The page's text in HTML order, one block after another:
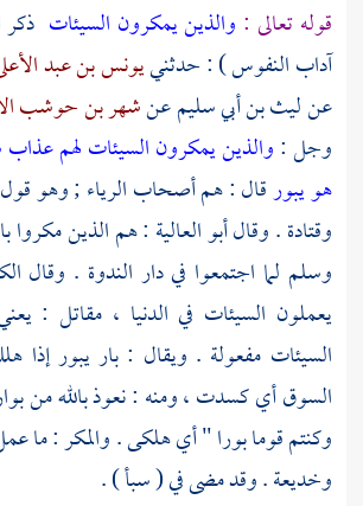
قوله تعالى : والذين يمكرون السيئات ذكر
آداب النفوس ) : حدثنييونس بن عبد
عنليث بن أبي سليمعنشهر بن حوشب
وجل :والذين يمكرون السيئات لهم
هو يبورقال : هم أصحاب الرياء ; وهو قول
وقتادة. وقالأبو العالية : هم الذين مكروا
وسلم لما اجتمعوا في دار الندوة . وقال
يعملون السيئات في الدنيا ، مقاتل :
السيئات مفعولة . ويقال : بار يبور
السوق أي كسدت ، ومنه : نعوذ بالله من
وكنتم قوما بورا " أي هلكى . والمكر : ما
وخديعة . وقد مضى في ( سبأ ) .